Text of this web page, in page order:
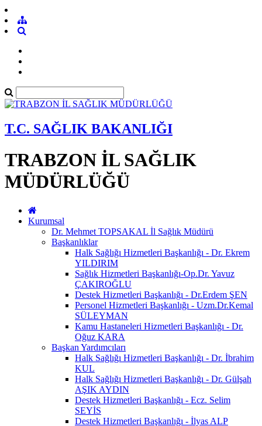
T.C. SAĞLIK BAKANLIĞI
TRABZON İL SAĞLIK
MÜDÜRLÜĞÜ
Kurumsal
Dr. Mehmet TOPSAKAL İl Sağlık Müdürü
Başkanlıklar
Halk Sağlığı Hizmetleri Başkanlığı - Dr. Ekrem
YILDIRIM
Sağlık Hizmetleri Başkanlığı-Op.Dr. Yavuz
ÇAKIROĞLU
Destek Hizmetleri Başkanlığı - Dr.Erdem ŞEN
Personel Hizmetleri Başkanlığı - Uzm.Dr.Kemal
SÜLEYMAN
Kamu Hastaneleri Hizmetleri Başkanlığı - Dr.
Oğuz KARA
Başkan Yardımcıları
Halk Sağlığı Hizmetleri Başkanlığı - Dr. İbrahim
KUL
Halk Sağlığı Hizmetleri Başkanlığı - Dr. Gülşah
AŞIK AYDIN
Destek Hizmetleri Başkanlığı - Ecz. Selim
SEYİS
Destek Hizmetleri Başkanlığı - İlyas ALP